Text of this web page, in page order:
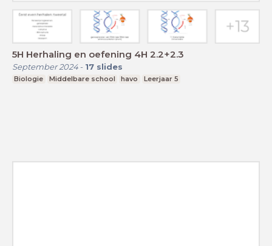
5H Herhaling en oefening 4H 2.2+2.3
September 2024- 17 slides
Biologie Middelbare school havo Leerjaar 5